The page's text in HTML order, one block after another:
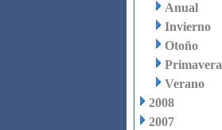
Anual
Invierno
Otoño
Primavera
Verano
2008
2007